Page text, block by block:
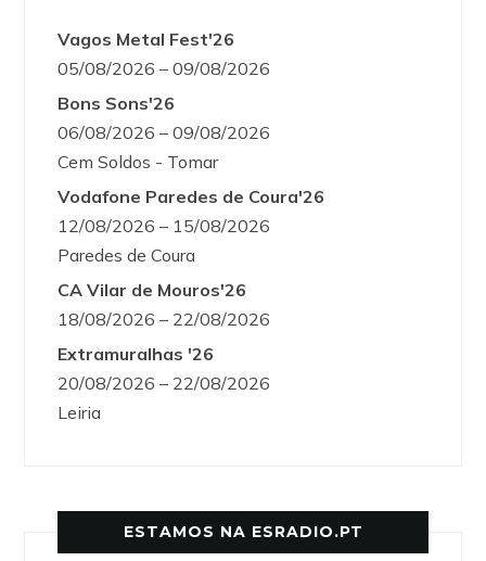
Vagos Metal Fest'26
05/08/2026 – 09/08/2026
Bons Sons'26
06/08/2026 – 09/08/2026
Cem Soldos - Tomar
Vodafone Paredes de Coura'26
12/08/2026 – 15/08/2026
Paredes de Coura
CA Vilar de Mouros'26
18/08/2026 – 22/08/2026
Extramuralhas '26
20/08/2026 – 22/08/2026
Leiria
ESTAMOS NA ESRADIO.PT